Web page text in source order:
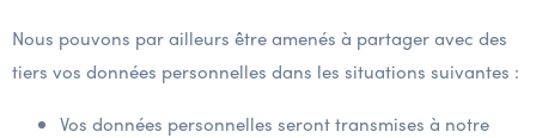
Nous pouvons par ailleurs être amenés à partager avec des
tiers vos données personnelles dans les situations suivantes :
Vos données personnelles seront transmises à notre